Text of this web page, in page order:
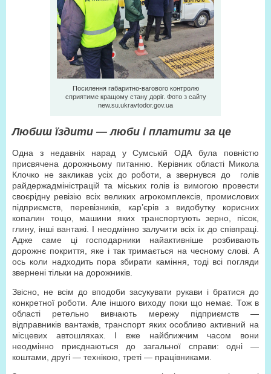
Посилення габаритно-вагового контролю
сприятиме кращому стану доріг. Фото з сайту
new.su.ukravtodor.gov.ua
Любиш їздити — люби і платити за це
Одна з недавніх нарад у Сумській ОДА була повністю
присвячена дорожньому питанню. Керівник області Микола
Клочко не закликав усіх до роботи, а звернувся до голів
райдержадміністрацій та міських голів із вимогою провести
своєрідну ревізію всіх великих агрокомплексів, промислових
підприємств, перевізників, кар’єрів з видобутку корисних
копалин тощо, машини яких транспортують зерно, пісок,
глину, інші вантажі. І неодмінно залучити всіх їх до співпраці.
Адже саме ці господарники найактивніше розбивають
дорожнє покриття, яке і так тримається на чесному слові. А
ось коли надходить пора збирати каміння, тоді всі погляди
звернені тільки на дорожників.
Звісно, не всім до вподоби засукувати рукави і братися до
конкретної роботи. Але іншого виходу поки що немає. Тож в
області ретельно вивчають мережу підприємств —
відправників вантажів, транспорт яких особливо активний на
місцевих автошляхах. І вже найближчим часом вони
неодмінно приєднаються до загальної справи: одні —
коштами, другі — технікою, треті — працівниками.